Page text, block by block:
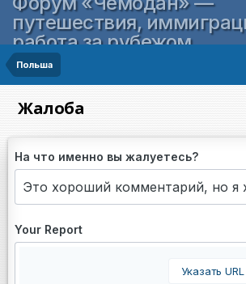
путешествия,
работа за рубежом
Польша
Жалоба
На что именно вы жалуетесь?
Your Report
Указать